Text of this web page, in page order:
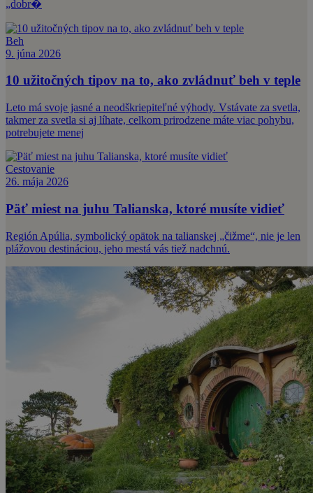
„dobr�
Beh
9. júna 2026
10 užitočných tipov na to, ako zvládnuť beh v teple
Leto má svoje jasné a neodškriepiteľné výhody. Vstávate za svetla,
takmer za svetla si aj líhate, celkom prirodzene máte viac pohybu,
potrebujete menej
Cestovanie
26. mája 2026
Päť miest na juhu Talianska, ktoré musíte vidieť
Región Apúlia, symbolický opätok na talianskej „čižme“, nie je len
plážovou destináciou, jeho mestá vás tiež nadchnú.